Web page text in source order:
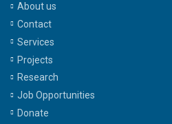
About us
Contact
Services
Projects
Research
Job Opportunities
Donate